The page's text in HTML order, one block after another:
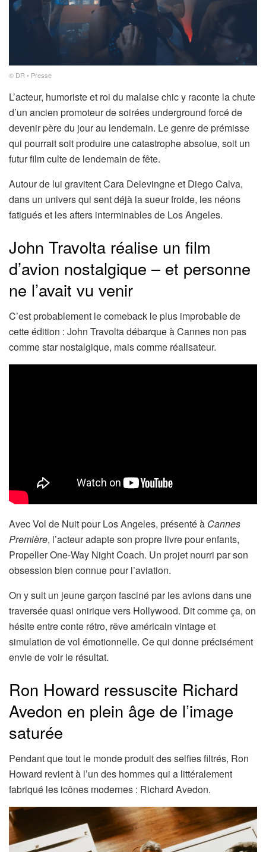
© DR • Presse
L’acteur, humoriste et roi du malaise chic y raconte la chute
d’un ancien promoteur de soirées underground forcé de
devenir père du jour au lendemain. Le genre de prémisse
qui pourrait soit produire une catastrophe absolue, soit un
futur film culte de lendemain de fête.
Autour de lui gravitent Cara Delevingne et Diego Calva,
dans un univers qui sent déjà la sueur froide, les néons
fatigués et les afters interminables de Los Angeles.
John Travolta réalise un film
d’avion nostalgique – et personne
ne l’avait vu venir
C’est probablement le comeback le plus improbable de
cette édition : John Travolta débarque à Cannes non pas
comme star nostalgique, mais comme réalisateur.
Avec Vol de Nuit pour Los Angeles, présenté à Cannes
Première, l’acteur adapte son propre livre pour enfants,
Propeller One-Way Night Coach. Un projet nourri par son
obsession bien connue pour l’aviation.
On y suit un jeune garçon fasciné par les avions dans une
traversée quasi onirique vers Hollywood. Dit comme ça, on
hésite entre conte rétro, rêve américain vintage et
simulation de vol émotionnelle. Ce qui donne précisément
envie de voir le résultat.
Ron Howard ressuscite Richard
Avedon en plein âge de l’image
saturée
Pendant que tout le monde produit des selfies filtrés, Ron
Howard revient à l’un des hommes qui a littéralement
fabriqué les icônes modernes : Richard Avedon.